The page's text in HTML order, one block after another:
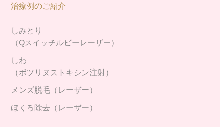
治療例のご紹介
しみとり
（Qスイッチルビーレーザー）
しわ
（ボツリヌストキシン注射）
メンズ脱毛（レーザー）
ほくろ除去（レーザー）